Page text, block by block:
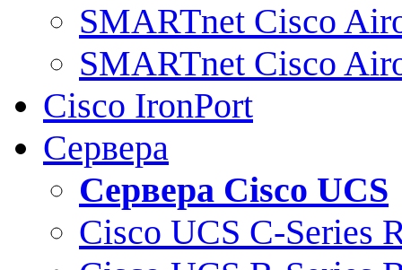
SMARTnet Cisco
SMARTnet Cisco
Cisco IronPort
Сервера
Сервера Cisco UCS
Cisco UCS C-Series